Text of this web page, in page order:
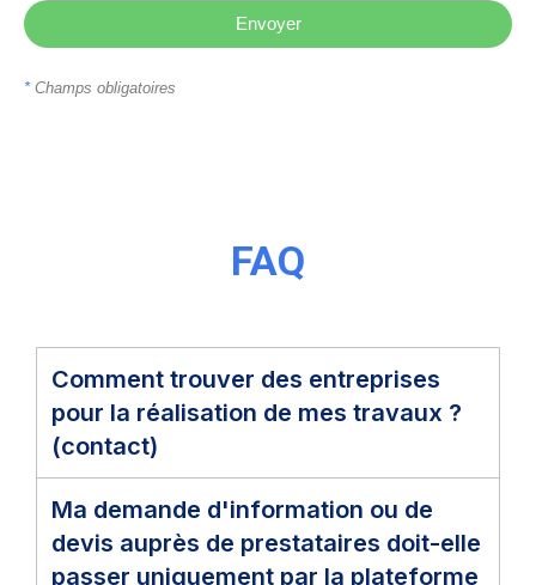
Envoyer
*Champs obligatoires
FAQ
Comment trouver des entreprises
pour la réalisation de mes travaux ?
(contact)
Ma demande d'information ou de
devis auprès de prestataires doit-elle
passer uniquement par la plateforme